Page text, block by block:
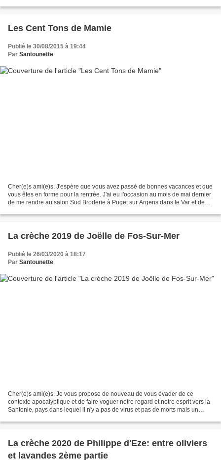
Les Cent Tons de Mamie
Publié le 30/08/2015 à 19:44
Par Santounette
Cher(e)s ami(e)s, J'espère que vous avez passé de bonnes vacances et que
vous êtes en forme pour la rentrée. J'ai eu l'occasion au mois de mai dernier
de me rendre au salon Sud Broderie à Puget sur Argens dans le Var et de
La crèche 2019 de Joëlle de Fos-Sur-Mer
Publié le 26/03/2020 à 18:17
Par Santounette
Cher(e)s ami(e)s, Je vous propose de nouveau de vous évader de ce
contexte apocalyptique et de faire voguer notre regard et notre esprit vers la
Santonie, pays dans lequel il n'y a pas de virus et pas de morts mais un
La crèche 2020 de Philippe d'Eze: entre oliviers
et lavandes 2ème partie